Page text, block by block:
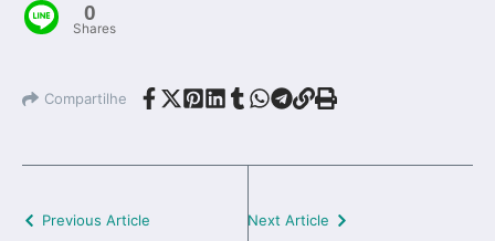
0
Shares
Compartilhe
Previous Article Next Article